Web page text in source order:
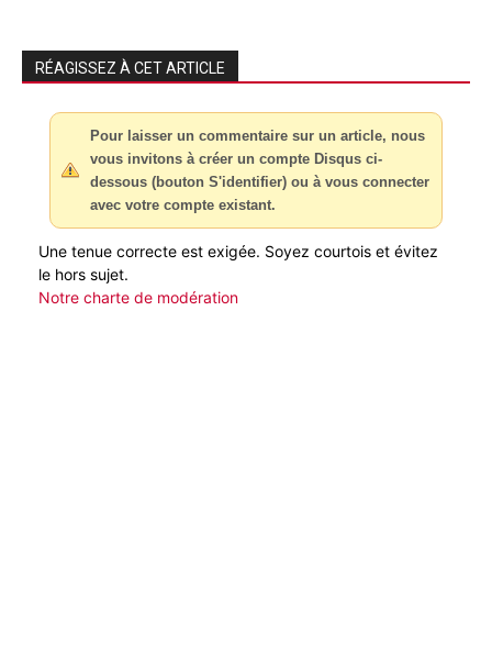
RÉAGISSEZ À CET ARTICLE
Pour laisser un commentaire sur un article, nous
vous invitons à créer un compte Disqus ci-
dessous (bouton S'identifier) ou à vous connecter
avec votre compte existant.
Une tenue correcte est exigée. Soyez courtois et évitez
le hors sujet.
Notre charte de modération